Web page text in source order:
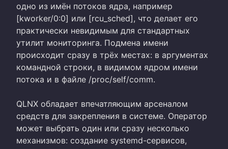
одно из имён потоков ядра, например
[kworker/0:0] или [rcu_sched], что делает его
практически невидимым для стандартных
утилит мониторинга. Подмена имени
происходит сразу в трёх местах: в аргументах
командной строки, в видимом ядром имени
потока и в файле /proc/self/comm.
QLNX обладает впечатляющим арсеналом
средств для закрепления в системе. Оператор
может выбрать один или сразу несколько
механизмов: создание systemd-сервисов,